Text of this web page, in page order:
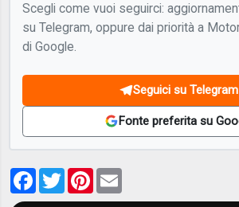
Scegli come vuoi seguirci:
su Telegram, oppure dai priorità a
di Google.
Seguici su Telegram
Fonte preferita su
Facebook
TwitterPinterest